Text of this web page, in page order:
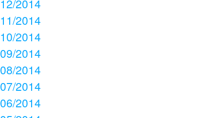
12/2014
11/2014
10/2014
09/2014
08/2014
07/2014
06/2014